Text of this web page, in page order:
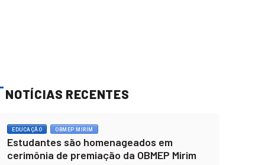
NOTÍCIAS RECENTES
EDUCAÇÃO OBMEP MIRIM
Estudantes são homenageados em
cerimônia de premiação da OBMEP Mirim